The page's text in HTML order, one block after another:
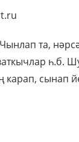
та,
һ.б.
сынап